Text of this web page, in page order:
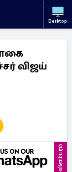
Desktop
விஜய்
விளம்பரம்